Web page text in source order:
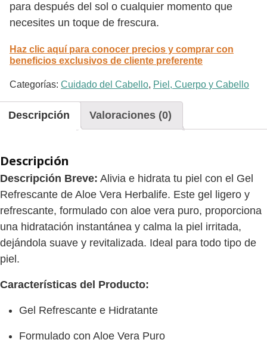
para después del sol o cualquier momento que
necesites un toque de frescura.
Haz clic aquí para conocer precios y comprar con
beneficios exclusivos de cliente preferente
Categorías: Cuidado del Cabello, Piel, Cuerpo y Cabello
Descripción Valoraciones (0)
Descripción
Descripción Breve: Alivia e hidrata tu piel con el Gel
Refrescante de Aloe Vera Herbalife. Este gel ligero y
refrescante, formulado con aloe vera puro, proporciona
una hidratación instantánea y calma la piel irritada,
dejándola suave y revitalizada. Ideal para todo tipo de
piel.
Características del Producto:
Gel Refrescante e Hidratante
Formulado con Aloe Vera Puro